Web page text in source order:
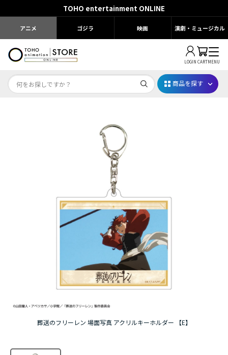
TOHO entertainment ONLINE
アニメ ゴジラ 映画 演劇・ミュージカル
LOGIN CARTMENU
Dr.STONE STONE FES.2026
薬屋のひとりごと 夏の園遊会2026
名探偵コナン
アニメ『僕のヒーローアカデミア』10周年
ハイキュー!!ジャージ＆ユニフォーム
『無職転生Ⅲ ～異世界行ったら本気だす～』
『ふつつかな悪女ではございますが ～雛宮蝶鼠と
商品を探す
葬送のフリーレン 場面写真 アクリルキーホルダー 【E】